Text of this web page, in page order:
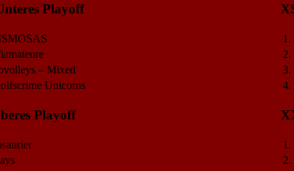
Playoff
– Mixed
Unicorns
Playoff
1.
2.
3.
4.
1.
2.